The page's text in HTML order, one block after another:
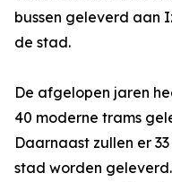
bussen geleverd aan
de stad.
De afgelopen jaren
40 moderne trams
Daarnaast zullen er
stad worden